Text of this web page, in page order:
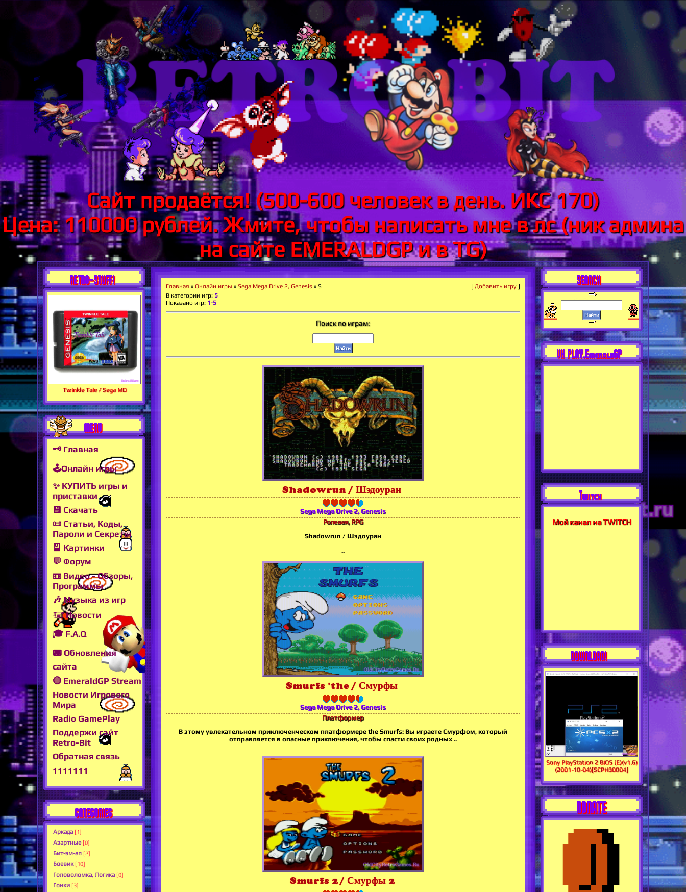
Сайт продаётся! (500-600 человек в день. ИКС 170)
Цена: 110000 рублей. Жмите, чтобы написать мне в лс (ник админа
на сайте EMERALDGP и в TG)
RETRO-STUFF!
Twinkle Tale / Sega MD
MENU
🗝 Главная
🕹Онлайн игры
✨ КУПИТЬ игры и
приставки
💾 Скачать
📜 Статьи, Коды,
Пароли и Секреты
🎴 Картинки
💬 Форум
📼 Видео - Обзоры,
Программы
🎶 Музыка из игр
🖅 Новости
🎓 F.A.Q
📟 Обновления
сайта
🔴 EmeraldGP Stream
Новости Игрового
Мира
Radio GamePlay
Поддержи сайт
Retro-Bit
Обратная связь
1111111
CATEGORIES
Аркада [1]
Азартные [0]
Бит-эм-ап [2]
Боевик [10]
Головоломка, Логика [0]
Гонки [3]
Главная » Онлайн игры » Sega Mega Drive 2, Genesis » S [ Добавить игру ]
В категории игр: 5
Показано игр: 1-5
Поиск по играм:
Shadowrun / Шэдоуран
Sega Mega Drive 2, Genesis
Ролевая, RPG
Shadowrun / Шэдоуран
..
Smurfs 'the / Смурфы
Sega Mega Drive 2, Genesis
Платформер
В этому увлекательном приключенческом платформере the Smurfs: Вы играете Смурфом, который
отправляется в опасные приключения, чтобы спасти своих родных ..
Smurfs 2 / Смурфы 2
SEARCH
VK PLAY.EmeraldGP
Twitch
Мой канал на TWITCH
DOWNLOAD!
Sony PlayStation 2 BIOS (E)(v1.6)
(2001-10-04)[SCPH30004]
DONATE